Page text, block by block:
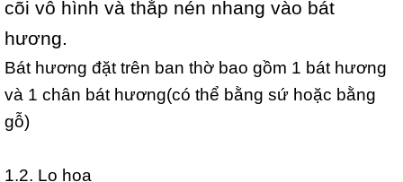
cõi vô hình và thắp nén nhang vào bát
hương.
Bát hương đặt trên ban thờ bao gồm 1 bát hương
và 1 chân bát hương(có thể bằng sứ hoặc bằng
gỗ)
1.2. Lọ hoa